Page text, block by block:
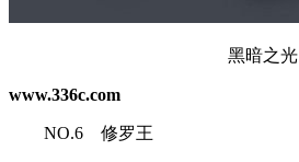
黑暗之光
www.336c.com
NO.6 修罗王